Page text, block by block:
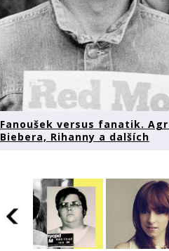
Fanoušek versus fanatik.
Biebera, Rihanny a dalších